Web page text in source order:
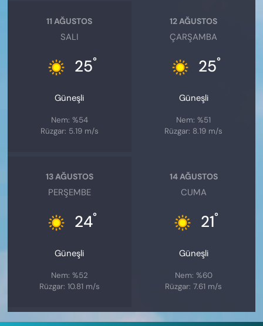
11 AĞUSTOS
SALI
25°
Güneşli
Nem: %54
Rüzgar: 5.19 m/s
12 AĞUSTOS
ÇARŞAMBA
25°
Güneşli
Nem: %51
Rüzgar: 8.19 m/s
13 AĞUSTOS
PERŞEMBE
24°
Güneşli
Nem: %52
Rüzgar: 10.81 m/s
14 AĞUSTOS
CUMA
21°
Güneşli
Nem: %60
Rüzgar: 7.61 m/s